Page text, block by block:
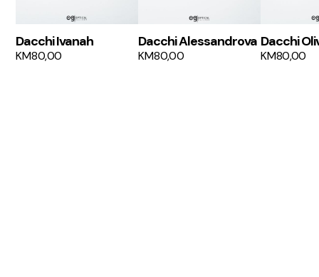
Dacchi Ivanah
KM80,00
Dacchi Alessandrova
KM80,00
Dacchi
KM80,00